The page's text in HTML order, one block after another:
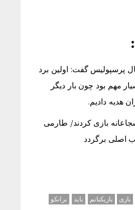
پرسپولیس گفت: اولین برد
مهم بود چون بار دیگر
هدیه دادیم.
شجاعانه بازی کردند/ طارمی
اصلی برگردد
بازی بازیکنانم باید
برانکو